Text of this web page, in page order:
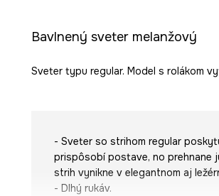
Bavlnený sveter melanžový
Sveter typu regular. Model s rolákom
- Sveter so strihom regular
prispôsobí postave, no prehnane
strih vynikne v elegantnom aj
- Dlhý rukáv.